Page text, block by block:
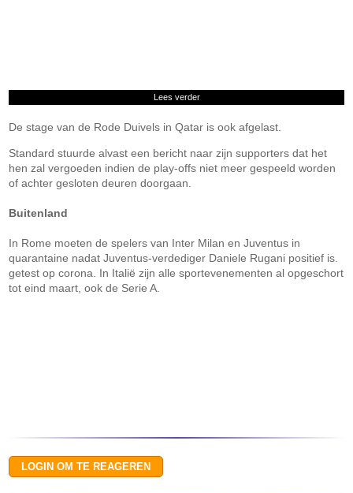
Lees verder
De stage van de Rode Duivels in Qatar is ook afgelast.
Standard stuurde alvast een bericht naar zijn supporters dat het
hen zal vergoeden indien de play-offs niet meer gespeeld worden
of achter gesloten deuren doorgaan.
Buitenland
In Rome moeten de spelers van Inter Milan en Juventus in
quarantaine nadat Juventus-verdediger Daniele Rugani positief is.
getest op corona. In Italië zijn alle sportevenementen al opgeschort
tot eind maart, ook de Serie A.